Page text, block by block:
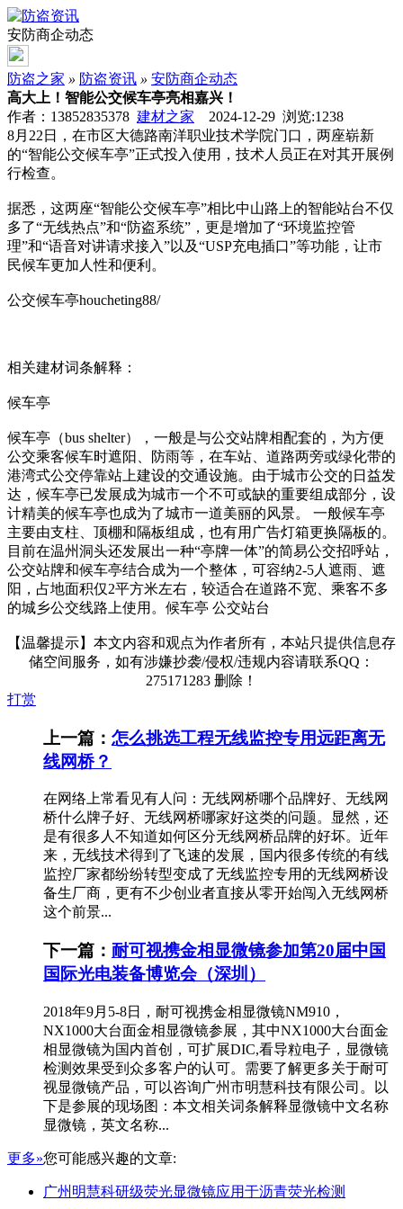
安防商企动态
防盗之家 » 防盗资讯 » 安防商企动态
高大上！智能公交候车亭亮相嘉兴！
作者：13852835378 建材之家 2024-12-29 浏览:1238
8月22日，在市区大德路南洋职业技术学院门口，两座崭新
的“智能公交候车亭”正式投入使用，技术人员正在对其开展例
行检查。
据悉，这两座“智能公交候车亭”相比中山路上的智能站台不仅
多了“无线热点”和“防盗系统”，更是增加了“环境监控管
理”和“语音对讲请求接入”以及“USP充电插口”等功能，让市
民候车更加人性和便利。
公交候车亭houcheting88/
相关建材词条解释：
候车亭
候车亭（bus shelter），一般是与公交站牌相配套的，为方便
公交乘客候车时遮阳、防雨等，在车站、道路两旁或绿化带的
港湾式公交停靠站上建设的交通设施。由于城市公交的日益发
达，候车亭已发展成为城市一个不可或缺的重要组成部分，设
计精美的候车亭也成为了城市一道美丽的风景。 一般候车亭
主要由支柱、顶棚和隔板组成，也有用广告灯箱更换隔板的。
目前在温州洞头还发展出一种“亭牌一体”的简易公交招呼站，
公交站牌和候车亭结合成为一个整体，可容纳2-5人遮雨、遮
阳，占地面积仅2平方米左右，较适合在道路不宽、乘客不多
的城乡公交线路上使用。候车亭 公交站台
【温馨提示】本文内容和观点为作者所有，本站只提供信息存
储空间服务，如有涉嫌抄袭/侵权/违规内容请联系QQ：
275171283 删除！
打赏
上一篇： 怎么挑选工程无线监控专用远距离无
线网桥？
在网络上常看见有人问：无线网桥哪个品牌好、无线网
桥什么牌子好、无线网桥哪家好这类的问题。显然，还
是有很多人不知道如何区分无线网桥品牌的好坏。近年
来，无线技术得到了飞速的发展，国内很多传统的有线
监控厂家都纷纷转型变成了无线监控专用的无线网桥设
备生厂商，更有不少创业者直接从零开始闯入无线网桥
这个前景...
下一篇： 耐可视携金相显微镜参加第20届中国
国际光电装备博览会（深圳）
2018年9月5-8日，耐可视携金相显微镜NM910，
NX1000大台面金相显微镜参展，其中NX1000大台面金
相显微镜为国内首创，可扩展DIC,看导粒电子，显微镜
检测效果受到众多客户的认可。需要了解更多关于耐可
视显微镜产品，可以咨询广州市明慧科技有限公司。以
下是参展的现场图：本文相关词条解释显微镜中文名称
显微镜，英文名称...
更多»您可能感兴趣的文章:
广州明慧科研级荧光显微镜应用于沥青荧光检测